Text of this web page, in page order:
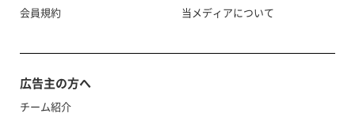
会員規約
当メディアについて
広告主の方へ
チーム紹介